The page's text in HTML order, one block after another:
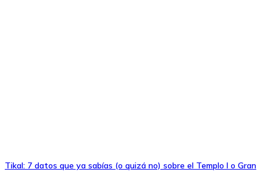
Tikal: 7 datos que ya sabías (o quizá no) sobre el Templo I o Gran